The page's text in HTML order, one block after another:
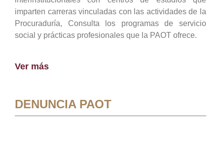
imparten carreras vinculadas con las actividades de la
Procuraduría, Consulta los programas de servicio
social y prácticas profesionales que la PAOT ofrece.
Ver más
DENUNCIA PAOT